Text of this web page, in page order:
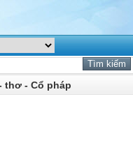
thơ - Cổ pháp